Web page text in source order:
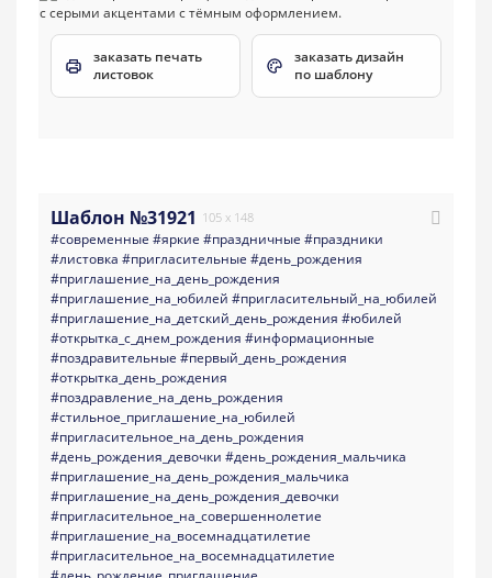
заказать печать
листовок
заказать дизайн
по шаблону
Шаблон №31921 105 x 148
#современные #яркие #праздничные #праздники
#листовка #пригласительные #день_рождения
#приглашение_на_день_рождения
#приглашение_на_юбилей #пригласительный_на_юбилей
#приглашение_на_детский_день_рождения #юбилей
#открытка_с_днем_рождения #информационные
#поздравительные #первый_день_рождения
#открытка_день_рождения
#поздравление_на_день_рождения
#стильное_приглашение_на_юбилей
#пригласительное_на_день_рождения
#день_рождения_девочки #день_рождения_мальчика
#приглашение_на_день_рождения_мальчика
#приглашение_на_день_рождения_девочки
#пригласительное_на_совершеннолетие
#приглашение_на_восемнадцатилетие
#пригласительное_на_восемнадцатилетие